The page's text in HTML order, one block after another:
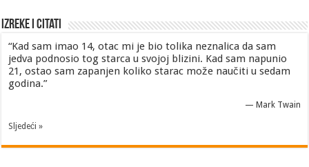
Izreke i Citati
“Kad sam imao 14, otac mi je bio tolika neznalica da sam
jedva podnosio tog starca u svojoj blizini. Kad sam napunio
21, ostao sam zapanjen koliko starac može naučiti u sedam
godina.”
— Mark Twain
Sljedeći »